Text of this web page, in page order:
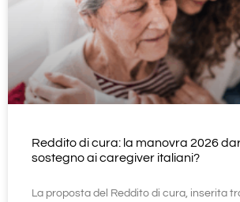
Reddito di cura: la manovra 2026
sostegno ai caregiver italiani?
La proposta del Reddito di cura, inserita